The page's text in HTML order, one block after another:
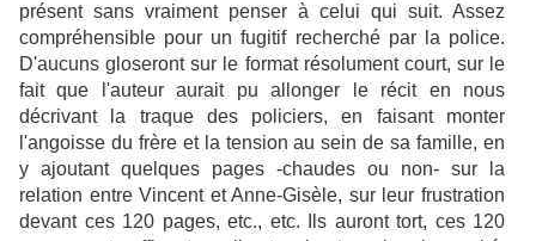
présent sans vraiment penser à celui qui suit. Assez
compréhensible pour un fugitif recherché par la police.
D'aucuns gloseront sur le format résolument court, sur le
fait que l'auteur aurait pu allonger le récit en nous
décrivant la traque des policiers, en faisant monter
l'angoisse du frère et la tension au sein de sa famille, en
y ajoutant quelques pages -chaudes ou non- sur la
relation entre Vincent et Anne-Gisèle, sur leur frustration
devant ces 120 pages, etc., etc. Ils auront tort, ces 120